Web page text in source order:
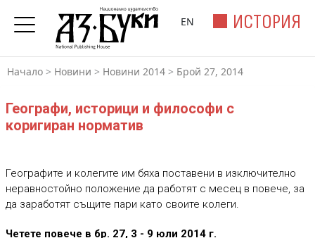
ИСТОРИЯ
EN
Начало > Новини > Новини 2014 > Брой 27, 2014
Географи, историци и философи с
коригиран норматив
Географите и колегите им бяха поставени в изключително
неравностойно положение да работят с месец в повече, за
да заработят същите пари като своите колеги.
Четете повече в бр. 27, 3 - 9 юли 2014 г.